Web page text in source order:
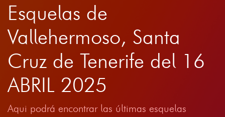
Esquelas de
Vallehermoso, Santa
Cruz de Tenerife del 16
ABRIL 2025
Aqui podrá encontrar las últimas esquelas